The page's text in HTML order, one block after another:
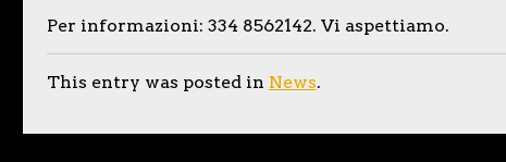
Per informazioni: 334 8562142. Vi aspettiamo.
This entry was posted in News.